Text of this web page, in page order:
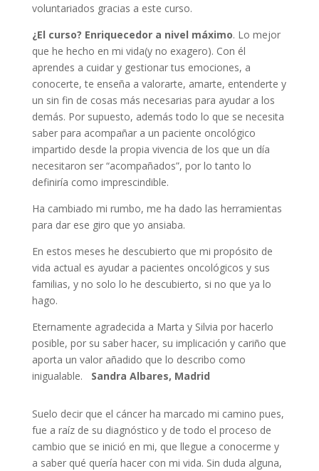
voluntariados gracias a este curso.
¿El curso? Enriquecedor a nivel máximo. Lo mejor
que he hecho en mi vida(y no exagero). Con él
aprendes a cuidar y gestionar tus emociones, a
conocerte, te enseña a valorarte, amarte, entenderte y
un sin fin de cosas más necesarias para ayudar a los
demás. Por supuesto, además todo lo que se necesita
saber para acompañar a un paciente oncológico
impartido desde la propia vivencia de los que un día
necesitaron ser “acompañados”, por lo tanto lo
definiría como imprescindible.
Ha cambiado mi rumbo, me ha dado las herramientas
para dar ese giro que yo ansiaba.
En estos meses he descubierto que mi propósito de
vida actual es ayudar a pacientes oncológicos y sus
familias, y no solo lo he descubierto, si no que ya lo
hago.
Eternamente agradecida a Marta y Silvia por hacerlo
posible, por su saber hacer, su implicación y cariño que
aporta un valor añadido que lo describo como
inigualable.
Sandra Albares, Madrid
Suelo decir que el cáncer ha marcado mi camino pues,
fue a raíz de su diagnóstico y de todo el proceso de
cambio que se inició en mi, que llegue a conocerme y
a saber qué quería hacer con mi vida. Sin duda alguna,